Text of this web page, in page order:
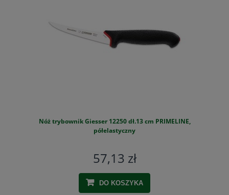
Nóż trybownik Giesser 12250 dł.13 cm PRIMELINE,
półelastyczny
57,13 zł
DO KOSZYKA